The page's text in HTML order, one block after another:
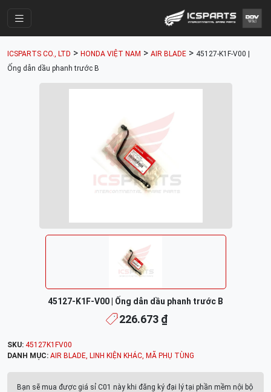
Parts Catalogue
Nhóm Phụ Tùng
Tài khoản
ICSPARTS CO., LTD > HONDA VIỆT NAM > AIR BLADE > 45127-K1F-V00 |
Ống dẫn dầu phanh trước B
45127-K1F-V00 | Ống dẫn dầu phanh trước B
226.673 ₫
SKU: 45127K1FV00
DANH MỤC: AIR BLADE, LINH KIỆN KHÁC, MÃ PHỤ TÙNG
Bạn sẽ mua được giá sỉ C01 này khi đăng ký đại lý tại phần mềm nội bộ